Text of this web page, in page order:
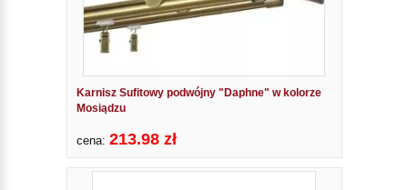
Karnisz Sufitowy podwójny "Daphne" w kolorze
Mosiądzu
cena: 213.98 zł